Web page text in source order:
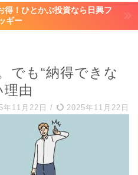
得！ひとかぶ投資なら日興フ
ギー
でも“納得できな
理由
年11月22日 / 2025年11月22日